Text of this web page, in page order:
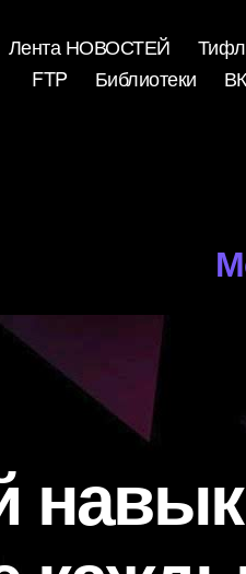
Лента НОВОСТЕЙ
FTP
Библиотеки